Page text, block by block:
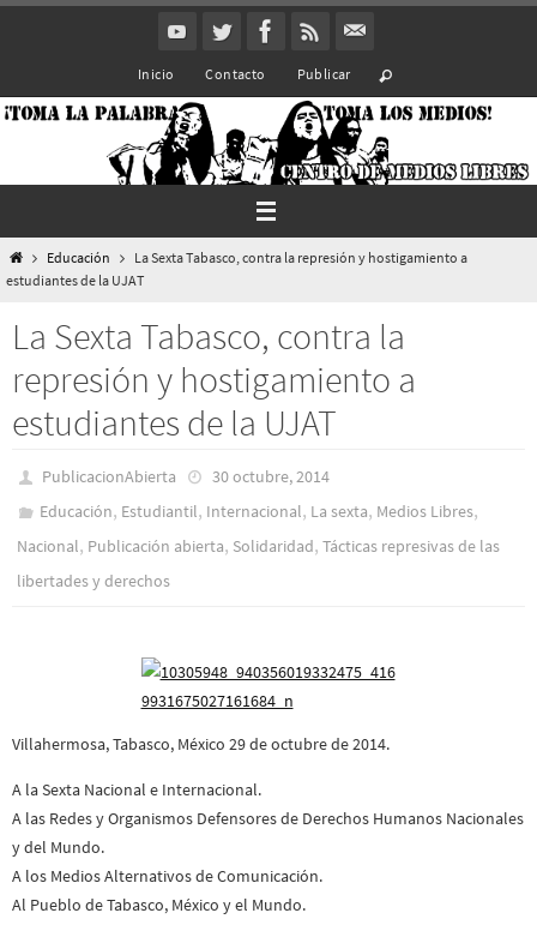
Inicio Contacto Publicar
InicioEducación
La Sexta Tabasco, contra la represión y hostigamiento a
estudiantes de la UJAT
La Sexta Tabasco, contra la
represión y hostigamiento a
estudiantes de la UJAT
PublicacionAbierta
30 octubre, 2014
Educación, Estudiantil, Internacional, La sexta, Medios Libres,
Nacional, Publicación abierta, Solidaridad, Tácticas represivas de las
libertades y derechos
Villahermosa, Tabasco, México 29 de octubre de 2014.
A la Sexta Nacional e Internacional.
A las Redes y Organismos Defensores de Derechos Humanos Nacionales
y del Mundo.
A los Medios Alternativos de Comunicación.
Al Pueblo de Tabasco, México y el Mundo.